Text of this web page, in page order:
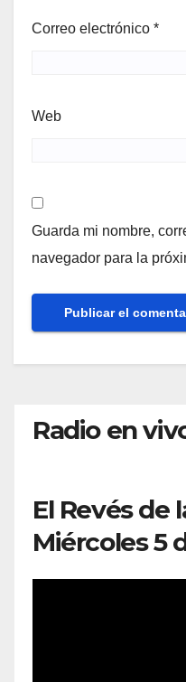
Correo electrónico *
Web
Guarda mi nombre,
navegador para la
Radio en
El Revés de
Miércoles 5